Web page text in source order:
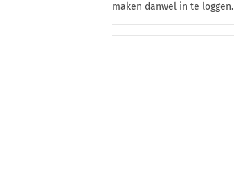
maken danwel in te loggen.